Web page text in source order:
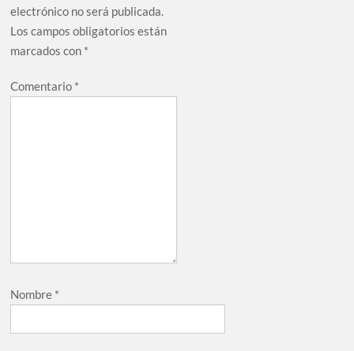
electrónico no será publicada.
Los campos obligatorios están
marcados con *
Comentario *
Nombre *